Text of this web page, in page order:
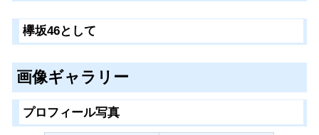
欅坂46として
画像ギャラリー
プロフィール写真